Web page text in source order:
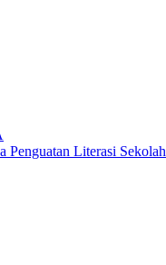
Penguatan Literasi Sekolah